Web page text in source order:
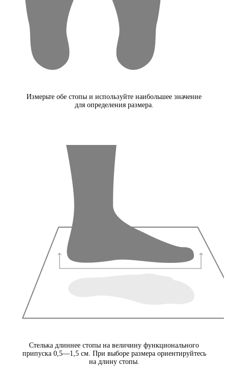
Измерьте обе стопы и используйте наибольшее значение
для определения размера.
Стелька длиннее стопы на величину функционального
припуска 0,5—1,5 см. При выборе размера ориентируйтесь
на длину стопы.